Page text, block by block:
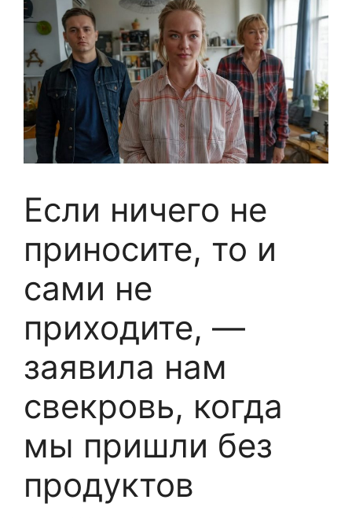
Если ничего не
приносите, то и
сами не
приходите, —
заявила нам
свекровь, когда
мы пришли без
продуктов